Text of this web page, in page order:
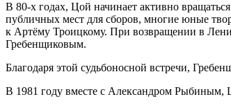
В 80-х годах, Цой начинает активно
публичных мест для сборов, многие юные
к Артёму Троицкому. При возвращении в
Гребенщиковым.
Благодаря этой судьбоносной встречи,
В 1981 году вместе с Александром Рыбиным,